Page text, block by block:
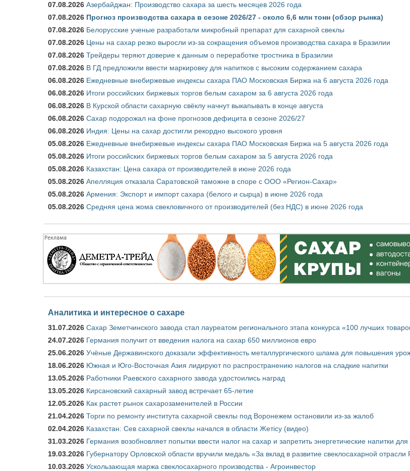
07.08.2026 Азербайджан: Производство сахара за шесть месяцев 2026 года
07.08.2026 Прогноз производства сахара в сезоне 2026/27 - около 6,6 млн тонн (обзор рынка)
07.08.2026 Белорусские ученые разработали микробный препарат для сахарной свеклы
07.08.2026 Цены на сахар резко выросли из-за сокращения объемов производства сахара в Бразилии
07.08.2026 Трейдеры теряют доверие к данным о переработке тростника в Бразилии
07.08.2026 В ГД предложили ввести маркировку для напитков с высоким содержанием сахара
06.08.2026 Ежедневные внебиржевые индексы сахара ПАО Московская Биржа на 6 августа 2026 года
06.08.2026 Итоги российских биржевых торгов белым сахаром за 6 августа 2026 года
06.08.2026 В Курской области сахарную свёклу начнут выкапывать в конце августа
06.08.2026 Сахар подорожал на фоне прогнозов дефицита в сезоне 2026/27
06.08.2026 Индия: Цены на сахар достигли рекордно высокого уровня
05.08.2026 Ежедневные внебиржевые индексы сахара ПАО Московская Биржа на 5 августа 2026 года
05.08.2026 Итоги российских биржевых торгов белым сахаром за 5 августа 2026 года
05.08.2026 Казахстан: Цена сахара от производителей в июне 2026 года
05.08.2026 Апелляция отказала Саратовской таможне в споре с ООО «Регион-Сахар»
05.08.2026 Армения: Экспорт и импорт сахара (белого и сырца) в июне 2026 года
05.08.2026 Средняя цена жома свекловичного от производителей (без НДС) в июне 2026 года
Аналитика и интересное о сахаре
31.07.2026 Сахар Земетчинского завода стал лауреатом регионального этапа конкурса «100 лучших
24.07.2026 Германия получит от введения налога на сахар 650 миллионов евро
25.06.2026 Учёные Державинского доказали эффективность металлургического шлама для повышения
18.06.2026 Южная и Юго-Восточная Азия лидируют по распространению налогов на сладкие напитки
13.05.2026 Работники Раевского сахарного завода удостоились наград
13.05.2026 Кирсановский сахарный завод встречает 65-летие
12.05.2026 Как растет рынок сахарозаменителей в России
21.04.2026 Торги по ремонту института сахарной свеклы под Воронежем остановили из-за жалоб
02.04.2026 Казахстан: Сев сахарной свеклы начался в области Жетісу (видео)
31.03.2026 Германия возобновляет попытки ввести налог на сахар и запретить энергетические напитки для
19.03.2026 Губернатору Орловской области вручили медаль «За вклад в развитие свеклосахарной отрасли
10.03.2026 Ускользающая маржа свеклосахарного производства - Агроинвестор